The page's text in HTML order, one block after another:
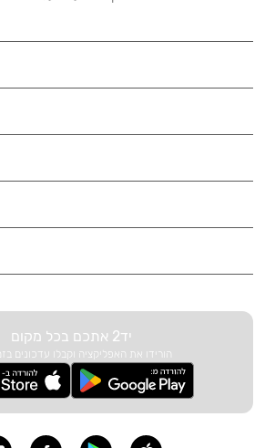
יד2 אתכם בכל מקום
הורידו את האפליקציה וקבלו עדכונים